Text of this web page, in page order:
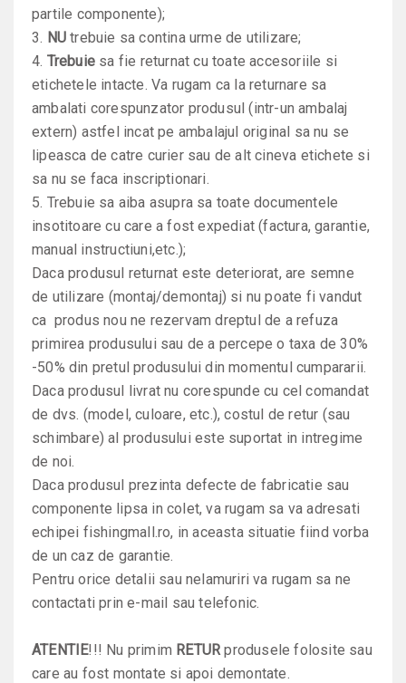
partile componente);
3. NU trebuie sa contina urme de utilizare;
4. Trebuie sa fie returnatcu toate accesoriile si
etichetele intacte. Va rugam ca la returnare sa
ambalati corespunzator produsul (intr-un ambalaj
extern) astfel incat pe ambalajul original sa nu se
lipeasca de catre curier sau de alt cineva etichete si
sa nu se faca inscriptionari.
5. Trebuie sa aiba asupra sa toate documentele
insotitoare cu care a fost expediat (factura, garantie,
manual instructiuni,etc.);
Daca produsul returnat este deteriorat, are semne
de utilizare (montaj/demontaj) si nu poate fi vandut
ca produs nou ne rezervam dreptul de a refuza
primirea produsului sau de a percepeo taxa de 30%
-50% din pretul produsului din momentul cumpararii.
Daca produsul livrat nu corespunde cu cel comandat
de dvs. (model, culoare, etc.), costul de retur (sau
schimbare) al produsului este suportat in intregime
de noi.
Daca produsul prezinta defecte de fabricatie sau
componente lipsa in colet, va rugam sa va adresati
echipei fishingmall.ro, in aceasta situatie fiind vorba
de un caz de garantie.
Pentru orice detalii sau nelamuriri va rugam sa ne
contactati prin e-mail sau telefonic.
ATENTIE!!! Nu primim RETURprodusele folosite sau
care au fost montate si apoi demontate.